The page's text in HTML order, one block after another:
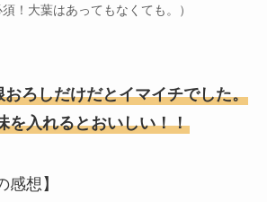
！大葉はあってもなくても。）
ろしだけだとイマイチでした。
を入れるとおいしい！！
感想】